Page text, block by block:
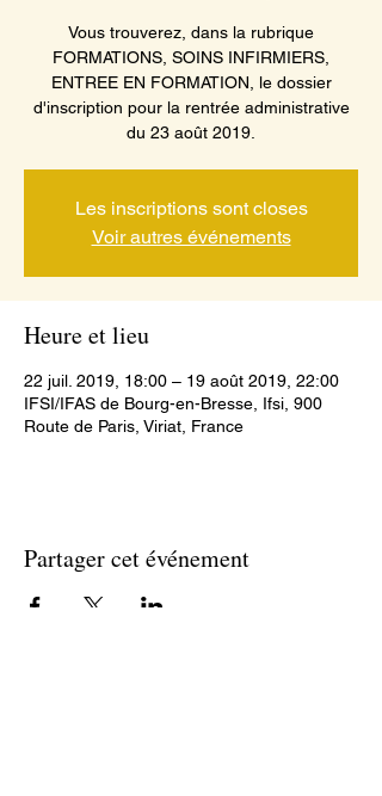
Vous trouverez, dans la rubrique
FORMATIONS, SOINS INFIRMIERS,
ENTREE EN FORMATION, le dossier
d'inscription pour la rentrée administrative
Les inscriptions sont closes
Voir autres événements
Heure et lieu
22 juil. 2019, 18:00 – 19 août 2019, 22:00
IFSI/IFAS de Bourg-en-Bresse, Ifsi, 900
Route de Paris, Viriat, France
Partager cet événement